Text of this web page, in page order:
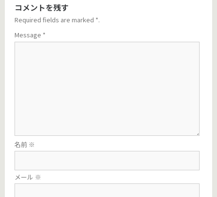
コメントを残す
Required fields are marked *.
Message *
名前 ※
メール ※